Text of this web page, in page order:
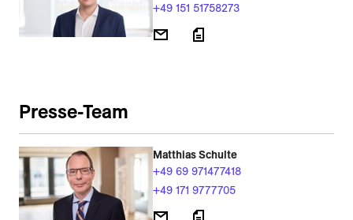
+49 151 51758273
Presse-Team
Matthias Schulte
+49 69 971477418
+49 171 9777705